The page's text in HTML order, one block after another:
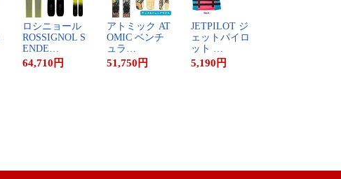
ロ​シ​ニ​ョ​ー​ル​ ​
R​O​S​S​I​G​N​O​L​ ​S​
E​N​D​E​…
64,710 円
ア​ト​ミ​ッ​ク​ ​A​T​
O​M​I​C​ ​ベ​ン​チ​
ュ​ラ​…
51,750 円
J​E​T​P​I​L​O​T​ ​ジ​
ェ​ッ​ト​パ​イ​ロ​
ッ​ト​ ​…
5,190 円